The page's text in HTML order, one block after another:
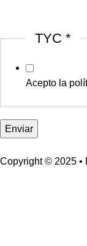
TYC *
Acepto la
Enviar
Copyright © 2025 •